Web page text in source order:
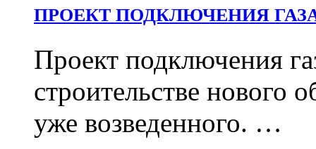
ПРОЕКТ ПОДКЛЮЧЕНИЯ
Проект подключения
строительстве нового
уже возведенного. …